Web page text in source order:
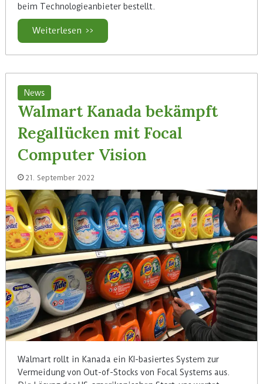
beim Technologieanbieter bestellt.
Weiterlesen >>
News
Walmart Kanada bekämpft
Regallücken mit Focal
Computer Vision
21. September 2022
Walmart rollt in Kanada ein KI-basiertes System zur
Vermeidung von Out-of-Stocks von Focal Systems aus.